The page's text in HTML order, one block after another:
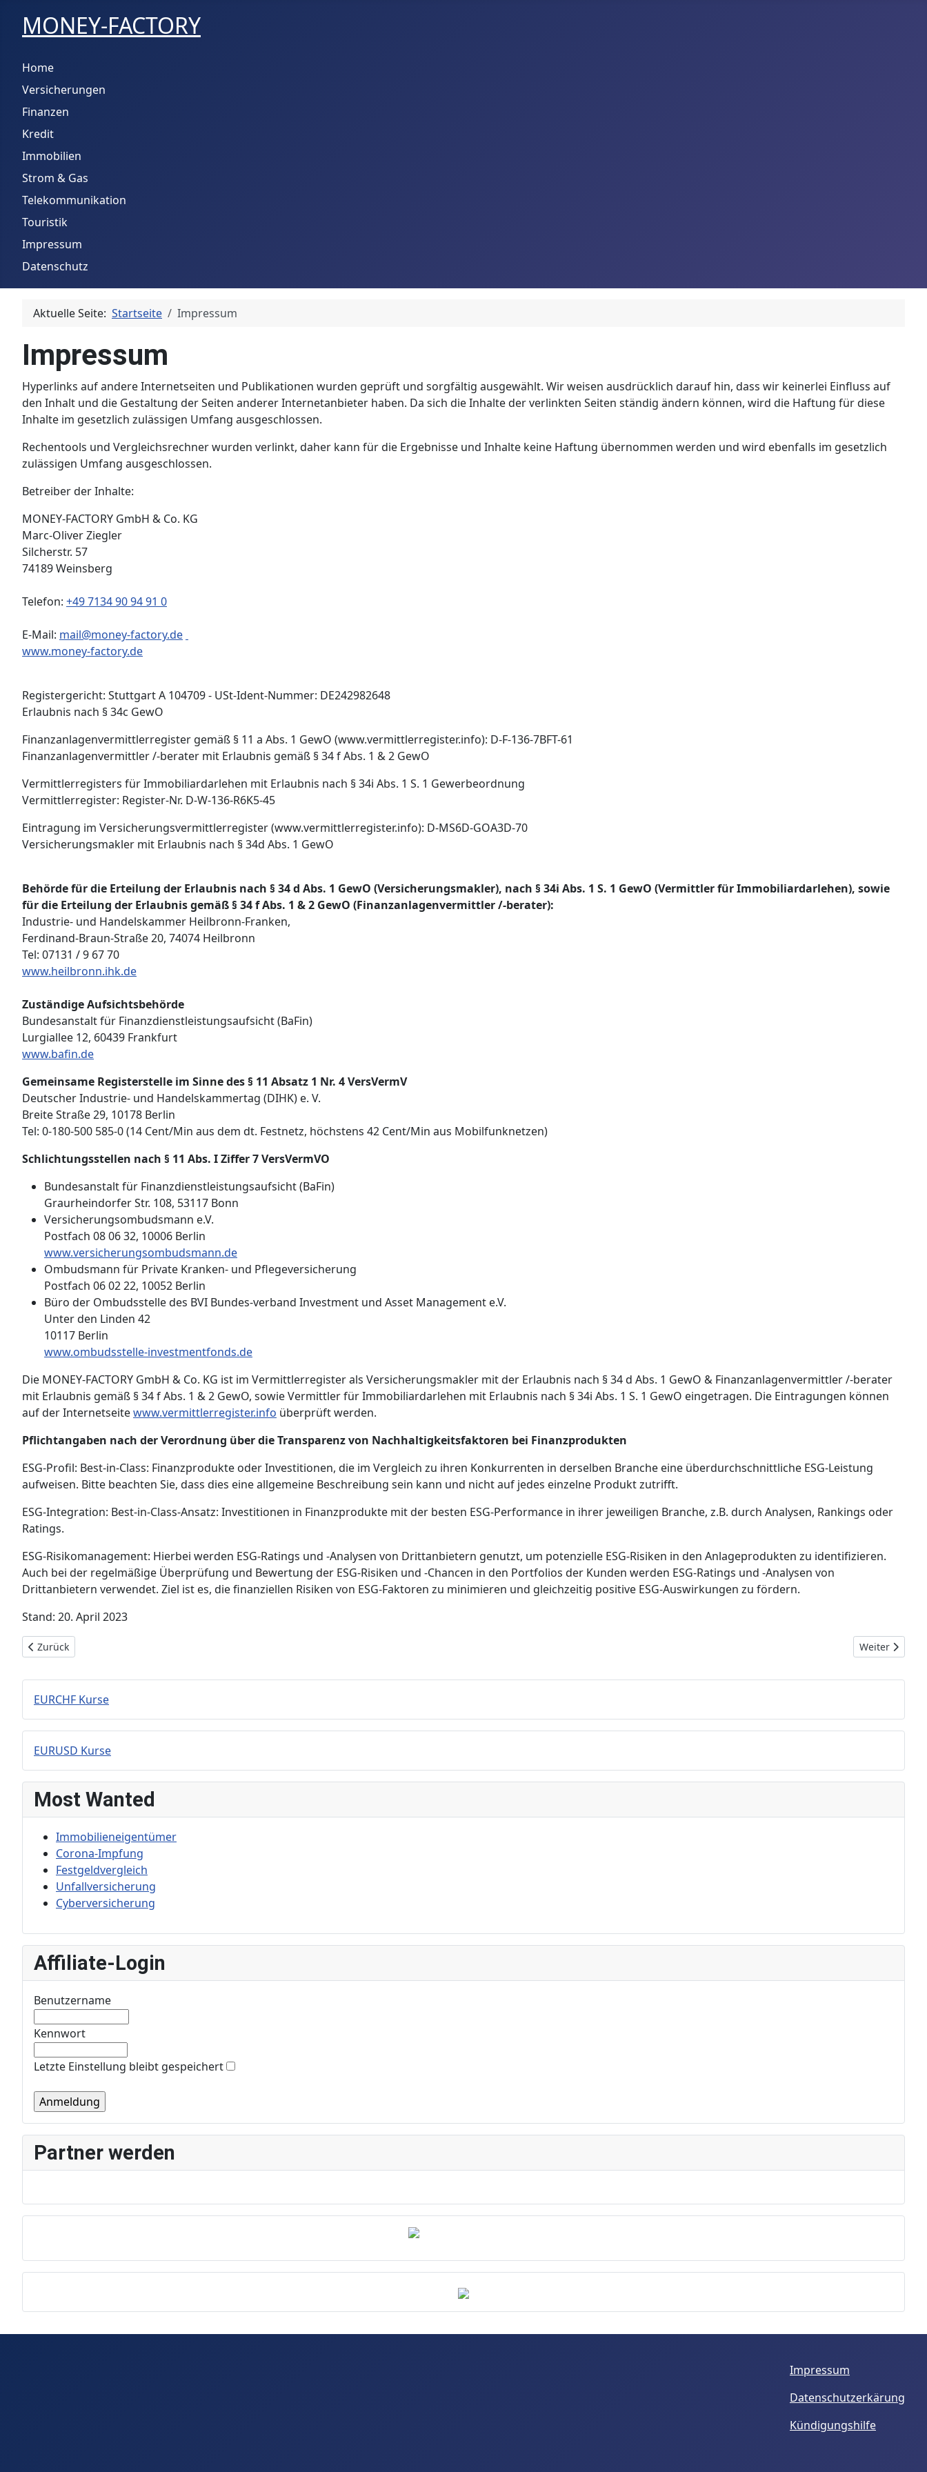
MONEY-FACTORY
Home
Versicherungen
Finanzen
Kredit
Immobilien
Strom & Gas
Telekommunikation
Touristik
Impressum
Datenschutz
Aktuelle Seite: Startseite Impressum
Impressum
Hyperlinks auf andere Internetseiten und Publikationen wurden geprüft und sorgfältig ausgewählt. Wir weisen ausdrücklich darauf hin, dass wir keinerlei Einfluss auf
den Inhalt und die Gestaltung der Seiten anderer Internetanbieter haben. Da sich die Inhalte der verlinkten Seiten ständig ändern können, wird die Haftung für diese
Inhalte im gesetzlich zulässigen Umfang ausgeschlossen.
Rechentools und Vergleichsrechner wurden verlinkt, daher kann für die Ergebnisse und Inhalte keine Haftung übernommen werden und wird ebenfalls im gesetzlich
zulässigen Umfang ausgeschlossen.
Betreiber der Inhalte:
MONEY-FACTORY GmbH & Co. KG
Marc-Oliver Ziegler
Silcherstr. 57
74189 Weinsberg
Telefon: +49 7134 90 94 91 0
E-Mail: mail@money-factory.de
www.money-factory.de
Registergericht: Stuttgart A 104709 - USt-Ident-Nummer: DE242982648
Erlaubnis nach § 34c GewO
Finanzanlagenvermittlerregister gemäß § 11 a Abs. 1 GewO (www.vermittlerregister.info): D-F-136-7BFT-61
Finanzanlagenvermittler /-berater mit Erlaubnis gemäß § 34 f Abs. 1 & 2 GewO
Vermittlerregisters für Immobiliardarlehen mit Erlaubnis nach § 34i Abs. 1 S. 1 Gewerbeordnung
Vermittlerregister: Register-Nr. D-W-136-R6K5-45
Eintragung im Versicherungsvermittlerregister (www.vermittlerregister.info): D-MS6D-GOA3D-70
Versicherungsmakler mit Erlaubnis nach § 34d Abs. 1 GewO
Behörde für die Erteilung der Erlaubnis nach § 34 d Abs. 1 GewO (Versicherungsmakler), nach § 34i Abs. 1 S. 1 GewO (Vermittler für Immobiliardarlehen), sowie
für die Erteilung der Erlaubnis gemäß § 34 f Abs. 1 & 2 GewO (Finanzanlagenvermittler /-berater):
Industrie- und Handelskammer Heilbronn-Franken,
Ferdinand-Braun-Straße 20, 74074 Heilbronn
Tel: 07131 / 9 67 70
www.heilbronn.ihk.de
Zuständige Aufsichtsbehörde
Bundesanstalt für Finanzdienstleistungsaufsicht (BaFin)
Lurgiallee 12, 60439 Frankfurt
www.bafin.de
Gemeinsame Registerstelle im Sinne des § 11 Absatz 1 Nr. 4 VersVermV
Deutscher Industrie- und Handelskammertag (DIHK) e. V.
Breite Straße 29, 10178 Berlin
Tel: 0-180-500 585-0 (14 Cent/Min aus dem dt. Festnetz, höchstens 42 Cent/Min aus Mobilfunknetzen)
Schlichtungsstellen nach § 11 Abs. I Ziffer 7 VersVermVO
Bundesanstalt für Finanzdienstleistungsaufsicht (BaFin)
Graurheindorfer Str. 108, 53117 Bonn
Versicherungsombudsmann e.V.
Postfach 08 06 32, 10006 Berlin
www.versicherungsombudsmann.de
Ombudsmann für Private Kranken- und Pflegeversicherung
Postfach 06 02 22, 10052 Berlin
Büro der Ombudsstelle des BVI Bundes-verband Investment und Asset Management e.V.
Unter den Linden 42
10117 Berlin
www.ombudsstelle-investmentfonds.de
Die MONEY-FACTORY GmbH & Co. KG ist im Vermittlerregister als Versicherungsmakler mit der Erlaubnis nach § 34 d Abs. 1 GewO & Finanzanlagenvermittler /-berater
mit Erlaubnis gemäß § 34 f Abs. 1 & 2 GewO, sowie Vermittler für Immobiliardarlehen mit Erlaubnis nach § 34i Abs. 1 S. 1 GewO eingetragen. Die Eintragungen können
auf der Internetseitewww.vermittlerregister.info überprüft werden.
Pflichtangaben nach der Verordnung über die Transparenz von Nachhaltigkeitsfaktoren bei Finanzprodukten
ESG-Profil: Best-in-Class: Finanzprodukte oder Investitionen, die im Vergleich zu ihren Konkurrenten in derselben Branche eine überdurchschnittliche ESG-Leistung
aufweisen. Bitte beachten Sie, dass dies eine allgemeine Beschreibung sein kann und nicht auf jedes einzelne Produkt zutrifft.
ESG-Integration: Best-in-Class-Ansatz: Investitionen in Finanzprodukte mit der besten ESG-Performance in ihrer jeweiligen Branche, z.B. durch Analysen, Rankings oder
Ratings.
ESG-Risikomanagement: Hierbei werden ESG-Ratings und -Analysen von Drittanbietern genutzt, um potenzielle ESG-Risiken in den Anlageprodukten zu identifizieren.
Auch bei der regelmäßige Überprüfung und Bewertung der ESG-Risiken und -Chancen in den Portfolios der Kunden werden ESG-Ratings und -Analysen von
Drittanbietern verwendet. Ziel ist es, die finanziellen Risiken von ESG-Faktoren zu minimieren und gleichzeitig positive ESG-Auswirkungen zu fördern.
Stand: 20. April 2023
Vorheriger Beitrag: Datenschutzerklärung
Zurück Nächster
Weiter
EURCHF Kurse
EURUSD Kurse
Most Wanted
Immobilieneigentümer
Corona-Impfung
Festgeldvergleich
Unfallversicherung
Cyberversicherung
Affiliate-Login
Benutzername
Kennwort
Letzte Einstellung bleibt gespeichert
Partner werden
Impressum
Datenschutzerkärung
Kündigungshilfe